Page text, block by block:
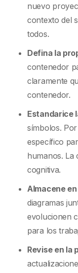
nuevo
contexto del
todos.
Defina la
contenedor
claramente
contenedor.
Estandarice
símbolos.
específico
humanos. La
cognitiva.
Almacene
diagramas
evolucionen
para los
Revise en la